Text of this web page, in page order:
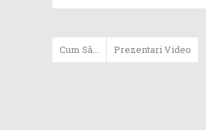
Cum Să... Prezentari Video